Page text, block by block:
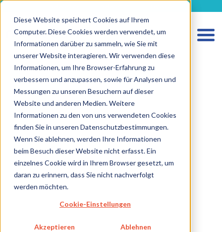
Diese Website speichert Cookies auf Ihrem
Computer. Diese Cookies werden verwendet, um
Informationen darüber zu sammeln, wie Sie mit
unserer Website interagieren. Wir verwenden diese
Informationen, um Ihre Browser-Erfahrung zu
verbessern und anzupassen, sowie für Analysen und
Messungen zu unseren Besuchern auf dieser
Website und anderen Medien. Weitere
Informationen zu den von uns verwendeten Cookies
finden Sie in unseren Datenschutzbestimmungen.
Wenn Sie ablehnen, werden Ihre Informationen
beim Besuch dieser Website nicht erfasst. Ein
einzelnes Cookie wird in Ihrem Browser gesetzt, um
daran zu erinnern, dass Sie nicht nachverfolgt
werden möchten.
Cookie-Einstellungen
Akzeptieren Ablehnen
HOME
LEISTUNGEN MEDIZINPRODUKTE
ZUKUNFTSSTARKE LÖSUNGEN